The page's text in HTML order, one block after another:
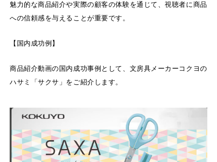
魅力的な商品紹介や実際の顧客の体験を通じて、視聴者に商品
への信頼感を与えることが重要です。
【国内成功例】
商品紹介動画の国内成功事例として、文房具メーカーコクヨの
ハサミ「サクサ」をご紹介します。